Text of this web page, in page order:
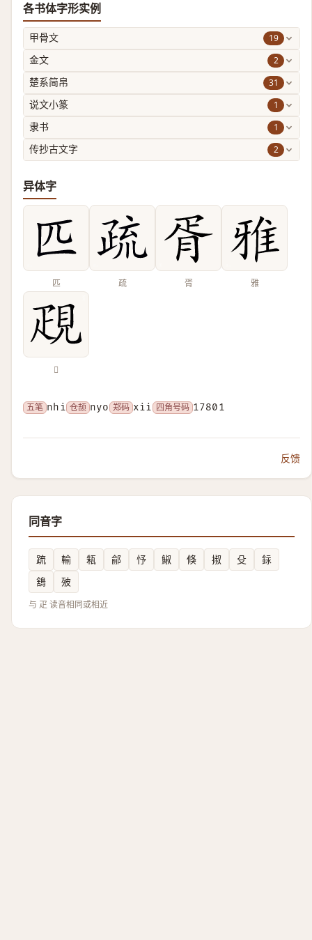
各书体字形实例
甲骨文 19
金文 2
楚系简帛 31
说文小篆 1
隶书 1
传抄古文字 2
异体字
匹 疏 胥 雅
𧠣
五笔 nhi 仓颉 nyo 郑码 xii 四角号码 17801
反馈
同音字
䟽 輸 㼡 鄃 忬 䱙 倏 掓 殳
銢
鵨
㱟
与 疋 读音相同或相近